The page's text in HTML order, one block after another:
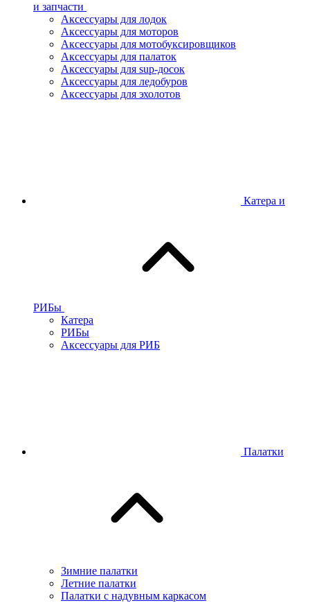
и запчасти
Аксессуары для лодок
Аксессуары для моторов
Аксессуары для мотобуксировщиков
Аксессуары для палаток
Аксессуары для sup-досок
Аксессуары для ледобуров
Аксессуары для эхолотов
Катера и
РИБы
Катера
РИБы
Аксессуары для РИБ
Палатки
Зимние палатки
Летние палатки
Палатки с надувным каркасом